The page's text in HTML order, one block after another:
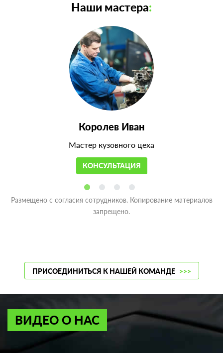
Наши мастера:
Королев Иван
Мастер кузовного цеха
КОНСУЛЬТАЦИЯ
Размещено с согласия сотрудников. Копирование материалов
запрещено.
ПРИСОЕДИНИТЬСЯ К НАШЕЙ КОМАНДЕ >>>
ВИДЕО О НАС